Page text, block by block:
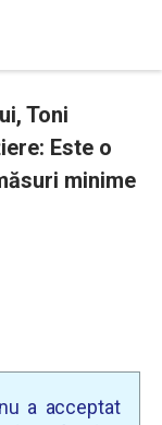
Toni
Este o
minime
a acceptat